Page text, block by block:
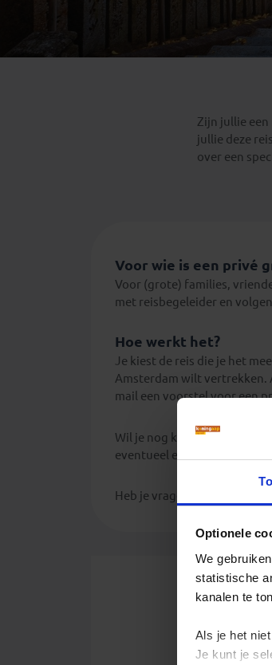
Optionele
We
statistische
kanalen te
Als je het
Je kunt je
Zijn jullie een
jullie deze
over een
Voor wie is een privé
Voor (grote) families,
met reisbegeleider en
Hoe werkt het?
Je kiest de reis die je het
Amsterdam wilt vertrekken.
mail een voorstel voor een
Wil je nog kleine
eventueel eerder starten
Heb je vragen hierover? Bel